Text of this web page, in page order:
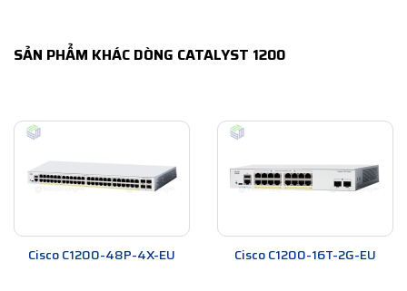
SẢN PHẨM KHÁC DÒNG CATALYST 1200
Cisco C1200-48P-4X-EU Cisco C1200-16T-2G-EU